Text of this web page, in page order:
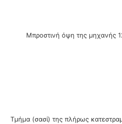
Μπροστινή όψη της μηχανής
Τμήμα (σασί) της πλήρως